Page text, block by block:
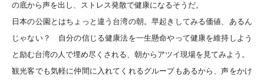
の底から声を出し、ストレス発散で健康になるそうだ。
日本の公園とはちょっと違う台湾の朝。早起きしてみる価値、あるん
じゃない？ 自分の信じる健康法を一生懸命やって健康を維持しよう
と励む台湾の人で埋め尽くされる、朝からアツイ現場を見てみよう。
観光客でも気軽に仲間に入れてくれるグループもあるから、声をかけ